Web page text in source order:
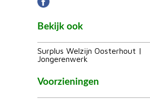
Bekijk ook
Surplus Welzijn Oosterhout |
Jongerenwerk
Voorzieningen